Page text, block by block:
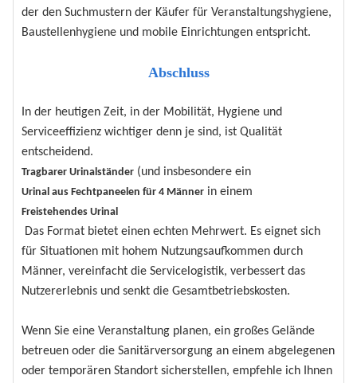
der den Suchmustern der Käufer für Veranstaltungshygiene,
Baustellenhygiene und mobile Einrichtungen entspricht.
Abschluss
In der heutigen Zeit, in der Mobilität, Hygiene und
Serviceeffizienz wichtiger denn je sind, ist Qualität
entscheidend.
Tragbarer Urinalständer (und insbesondere ein
Urinal aus Fechtpaneelen für 4 Männer in einem
Freistehendes Urinal
Das Format bietet einen echten Mehrwert. Es eignet sich
für Situationen mit hohem Nutzungsaufkommen durch
Männer, vereinfacht die Servicelogistik, verbessert das
Nutzererlebnis und senkt die Gesamtbetriebskosten.
Wenn Sie eine Veranstaltung planen, ein großes Gelände
betreuen oder die Sanitärversorgung an einem abgelegenen
oder temporären Standort sicherstellen, empfehle ich Ihnen